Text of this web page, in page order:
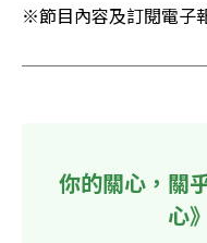
※節目內容及訂閱電子
你的關心，關
心